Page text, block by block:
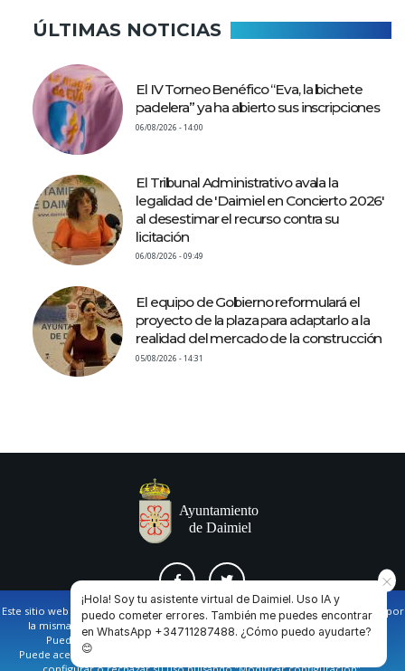
ÚLTIMAS NOTICIAS
El IV Torneo Benéfico “Eva, la bichete
padelera” ya ha abierto sus inscripciones
06/08/2026 - 14:00
El Tribunal Administrativo avala la
legalidad de 'Daimiel en Concierto 2026'
al desestimar el recurso contra su
licitación
06/08/2026 - 09:49
El equipo de Gobierno reformulará el
proyecto de la plaza para adaptarlo a la
realidad del mercado de la construcción
05/08/2026 - 14:31
AVISO LEGAL Y POLÍTICA DE PRIVACIDAD COOKIES CONTACTO
Este sitio web utiliza cookies propias y de terceros para facilitar la navegación por
la misma y obtener datos estadísticos de la navegación de los usuarios.
Puede obtener más información en nuestrapolítica de cookies
Puede aceptar todas las cookies pulsando en el botón de “Aceptar”, o bien
¡Hola! Soy tu asistente virtual de Daimiel. Uso IA y
puedo cometer errores. También me puedes encontrar
en WhatsApp +34711287488. ¿Cómo puedo ayudarte?
😊